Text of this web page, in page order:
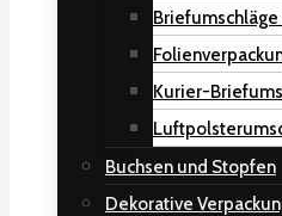
Kurier-
Buchsen und Stopfen
Dekorative